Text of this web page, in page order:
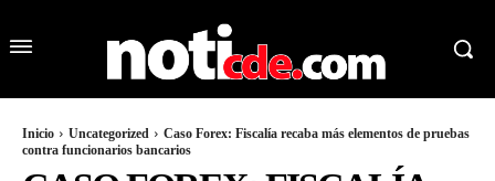
Inicio Uncategorized
Caso Forex: Fiscalía recaba más elementos de pruebas
contra funcionarios bancarios